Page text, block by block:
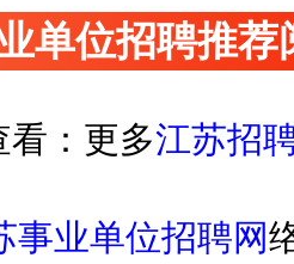
单位招聘推荐
看：更多江苏招
事业单位招聘网